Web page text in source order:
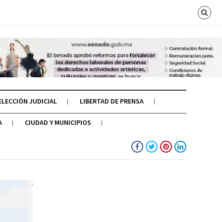
JUDICIAL LIBERTAD DE PRENSA
CIUDAD Y MUNICIPIOS